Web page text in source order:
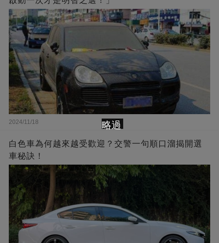
2024/11/18
白色車為何越來越受歡迎？交警一句順口溜揭開選
車秘訣！
略過